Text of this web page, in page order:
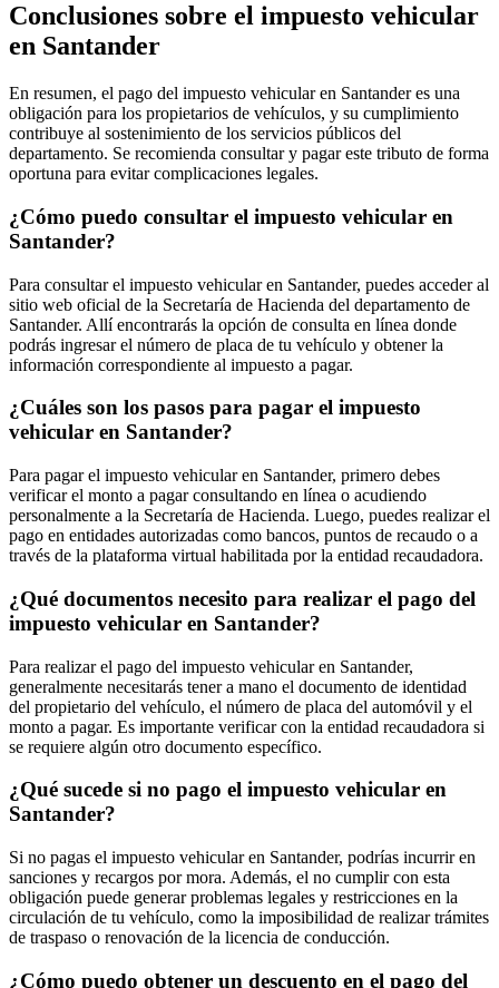
Conclusiones sobre el impuesto vehicular
en Santander
En resumen, el pago del impuesto vehicular en Santander es una
obligación para los propietarios de vehículos, y su cumplimiento
contribuye al sostenimiento de los servicios públicos del
departamento. Se recomienda consultar y pagar este tributo de forma
oportuna para evitar complicaciones legales.
¿Cómo puedo consultar el impuesto vehicular en
Santander?
Para consultar el impuesto vehicular en Santander, puedes acceder al
sitio web oficial de la Secretaría de Hacienda del departamento de
Santander. Allí encontrarás la opción de consulta en línea donde
podrás ingresar el número de placa de tu vehículo y obtener la
información correspondiente al impuesto a pagar.
¿Cuáles son los pasos para pagar el impuesto
vehicular en Santander?
Para pagar el impuesto vehicular en Santander, primero debes
verificar el monto a pagar consultando en línea o acudiendo
personalmente a la Secretaría de Hacienda. Luego, puedes realizar el
pago en entidades autorizadas como bancos, puntos de recaudo o a
través de la plataforma virtual habilitada por la entidad recaudadora.
¿Qué documentos necesito para realizar el pago del
impuesto vehicular en Santander?
Para realizar el pago del impuesto vehicular en Santander,
generalmente necesitarás tener a mano el documento de identidad
del propietario del vehículo, el número de placa del automóvil y el
monto a pagar. Es importante verificar con la entidad recaudadora si
se requiere algún otro documento específico.
¿Qué sucede si no pago el impuesto vehicular en
Santander?
Si no pagas el impuesto vehicular en Santander, podrías incurrir en
sanciones y recargos por mora. Además, el no cumplir con esta
obligación puede generar problemas legales y restricciones en la
circulación de tu vehículo, como la imposibilidad de realizar trámites
de traspaso o renovación de la licencia de conducción.
¿Cómo puedo obtener un descuento en el pago del